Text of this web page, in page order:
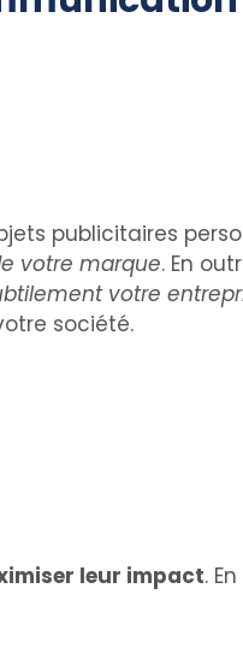
publicitaires
votre marque. En
votre
société.
leur impact.